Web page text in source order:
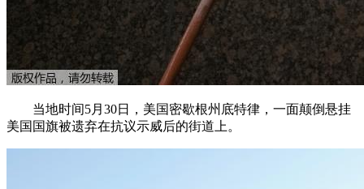
当地时间5月30日，美国密歇根州底特律，一面颠倒悬挂
美国国旗被遗弃在抗议示威后的街道上。